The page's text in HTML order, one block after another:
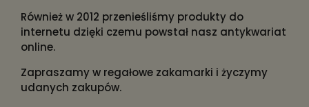
Również w 2012 przenieśliśmy produkty do
internetu dzięki czemu powstał nasz antykwariat
online.
Zapraszamy w regałowe zakamarki i życzymy
udanych zakupów.